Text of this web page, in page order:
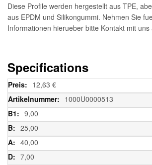
Diese Profile werden hergestellt aus TPE,
aus EPDM und Silikongummi. Nehmen Sie
Informationen hierueber bitte Kontakt mit uns
Specifications
Weitere
Informationen
12,63 €
1000U0000513
9,00
25,00
40,00
7,00